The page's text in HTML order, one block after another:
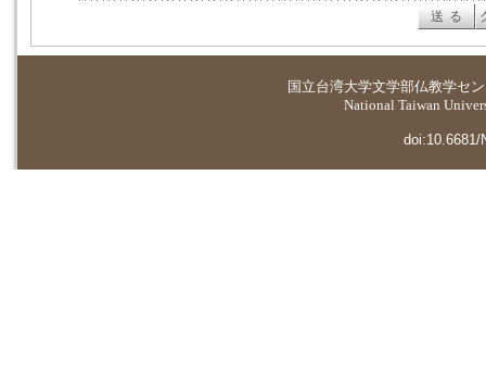
国立台湾大学文学部仏教学セ
National Taiwan
doi:10.6681/